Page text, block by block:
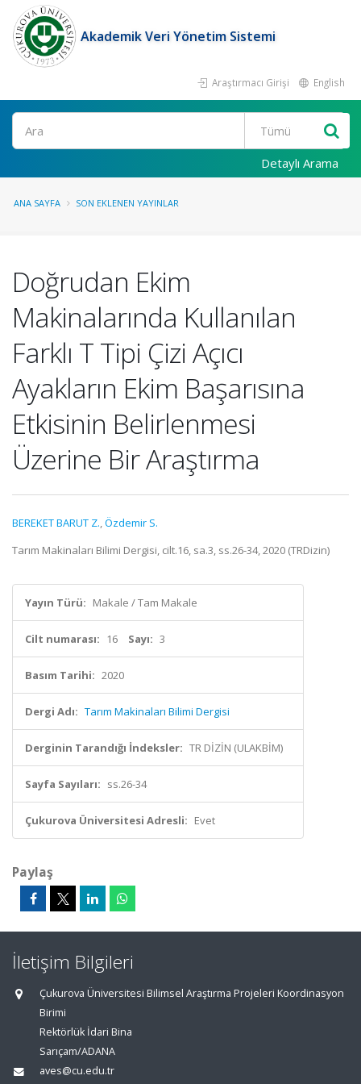
Akademik Veri Yönetim Sistemi
Araştırmacı Girişi English
Ara
Detaylı Arama
ANA SAYFA SON EKLENEN YAYINLAR
Doğrudan Ekim
Makinalarında Kullanılan
Farklı T Tipi Çizi Açıcı
Ayakların Ekim Başarısına
Etkisinin Belirlenmesi
Üzerine Bir Araştırma
BEREKET BARUT Z.,Özdemir S.
Tarım Makinaları Bilimi Dergisi, cilt.16, sa.3, ss.26-34, 2020 (TRDizin)
Yayın Türü: Makale / Tam Makale
Cilt numarası: 16 Sayı: 3
Basım Tarihi: 2020
Dergi Adı: Tarım Makinaları Bilimi Dergisi
Derginin Tarandığı İndeksler: TR DİZİN (ULAKBİM)
Sayfa Sayıları: ss.26-34
Çukurova Üniversitesi Adresli: Evet
Paylaş
İletişim Bilgileri
Çukurova Üniversitesi Bilimsel Araştırma Projeleri Koordinasyon
Birimi
Rektörlük İdari Bina
Sarıçam/ADANA
aves@cu.edu.tr